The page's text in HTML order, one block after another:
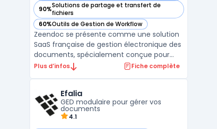
90%Solutions de partage et transfert de
fichiers
— voir Zeendoc dans cette catégorie
60%Outils de Gestion de Workflow
— voir Zeendoc dans cette catégorie
Zeendoc se présente comme une solution
SaaS française de gestion électronique des
documents, spécialement conçue pour
répondre aux besoins des PME. Cette
informations de l'entreprise, quel que soit
leur format d'origine. Zee ...
Plus d’infos Fiche complète
Efalia
GED modulaire pour gérer vos
documents
4.1